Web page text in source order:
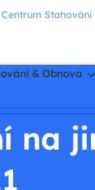
Centrum Stahování
& Obnova
na